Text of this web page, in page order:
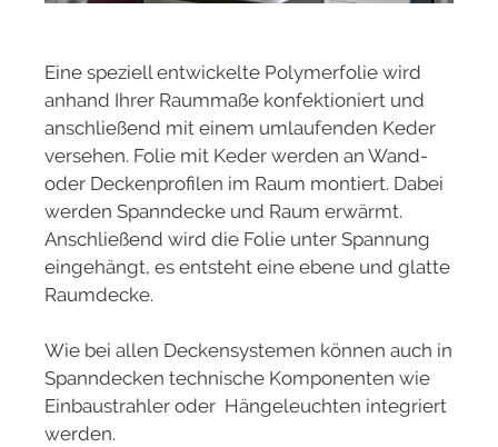
Eine speziell entwickelte Polymerfolie wird
anhand Ihrer Raummaße konfektioniert und
anschließend mit einem umlaufenden Keder
versehen. Folie mit Keder werden an Wand-
oder Deckenprofilen im Raum montiert. Dabei
werden Spanndecke und Raum erwärmt.
Anschließend wird die Folie unter Spannung
eingehängt, es entsteht eine ebene und glatte
Raumdecke.
Wie bei allen Deckensystemen können auch in
Spanndecken technische Komponenten wie
Einbaustrahler oder Hängeleuchten integriert
werden.